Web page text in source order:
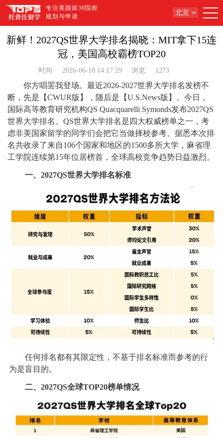
专注美国前30院校
规划与申请
北京
新鲜！2027QS世界大学排名揭晓：MIT拿下15连
冠，美国高校霸榜TOP20
时间: 2026-06-18 14:17:29 浏览: 1273
你方唱罢我登场。最近2026-2027世界大学排名发榜不
断，先是【CWUR版】，随后是【U.S.News版】。今日，
国际高等教育研究机构QS Quacquarelli Symonds发布2027QS
世界大学排名。QS世界大学排名是四大权威榜单之一，考
虑非美国家留学的同学们会把它当做择校参考。据悉本次排
名共收录了来自106个国家和地区的1500多所大学，麻省理
工学院连续第15年位居榜首，全球高校竞争趋势日益激烈。
一、2027QS世界大学排名标准
任何排名都有其限定性，不基于排名标准而参考的行
为是盲目的。
二、2027QS全球TOP20榜单情况